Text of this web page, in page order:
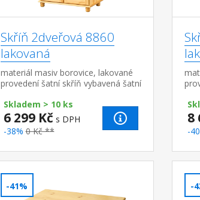
Skříň 2dveřová 8860
lakovaná
materiál masiv borovice, lakované
provedení šatní skříň vybavená šatní
8861
Skladem > 10 ks
6 299 Kč s DPH
-38% 0 Kč **
8
-
-41% -